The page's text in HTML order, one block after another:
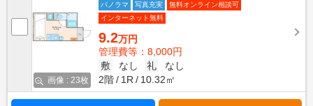
画像 : 23枚
パノラマ
写真充実
無料オンライン相談可
インターネット無料
9.2万円
管理費等：8,000円
敷
なし 礼
なし
2階
1R 10.32㎡